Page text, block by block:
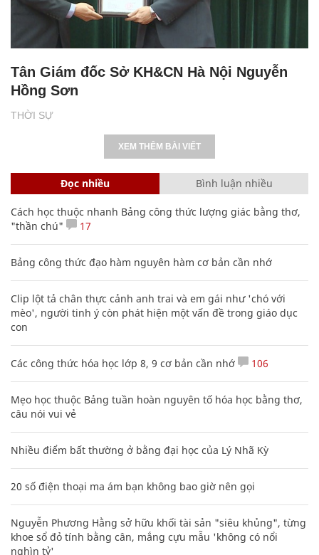
THỜI SỰ
Tân Giám đốc Sở KH&CN Hà Nội Nguyễn
Hồng Sơn
XEM THÊM BÀI VIẾT
Đọc nhiều Bình luận nhiều
Cách học thuộc nhanh Bảng công thức lượng giác bằng thơ,
"thần chú"
17
Bảng công thức đạo hàm nguyên hàm cơ bản cần nhớ
Clip lột tả chân thực cảnh anh trai và em gái như 'chó với
mèo', người tinh ý còn phát hiện một vấn đề trong giáo dục
con
Các công thức hóa học lớp 8, 9 cơ bản cần nhớ 106
Mẹo học thuộc Bảng tuần hoàn nguyên tố hóa học bằng thơ,
câu nói vui vẻ
Nhiều điểm bất thường ở bằng đại học của Lý Nhã Kỳ
20 số điện thoại ma ám bạn không bao giờ nên gọi
Nguyễn Phương Hằng sở hữu khối tài sản "siêu khủng", từng
khoe sổ đỏ tính bằng cân, mắng cựu mẫu 'không có nổi
nghìn tỷ'